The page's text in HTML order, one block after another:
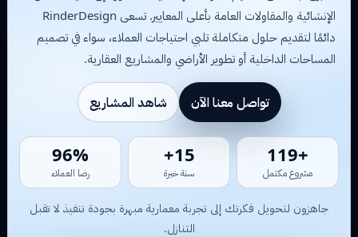
الإنشائية والمقاولات العامة بأعلى المعايير. تسعى RinderDesign
دائمًا لتقديم حلول متكاملة تلبي احتياجات العملاء، سواء في تصميم
المساحات الداخلية أو تطوير الأراضي والمشاريع العقارية.
تواصل معنا الآن شاهد المشاريع
+118
مشروع مكتمل
15+
سنة خبرة
95%
رضا العملاء
جاهزون لتحويل فكرتك إلى تجربة معمارية مبهرة بجودة تنفيذ لا تقبل
التنازل.